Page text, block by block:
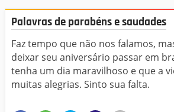
Palavras de parabéns e saudades
Faz tempo que não nos falamos,
deixar seu aniversário passar em
tenha um dia maravilhoso e que a
muitas alegrias. Sinto sua falta.